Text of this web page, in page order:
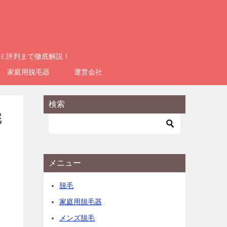
評判まで徹底解説！
家庭用脱毛器
運営会社
検索
メニュー
脱毛
家庭用脱毛器
メンズ脱毛